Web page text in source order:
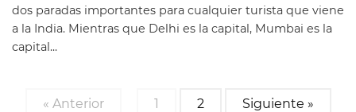
dos paradas importantes para cualquier turista que viene
a la India. Mientras que Delhi es la capital, Mumbai es la
capital...
« Anterior 1 2 Siguiente »